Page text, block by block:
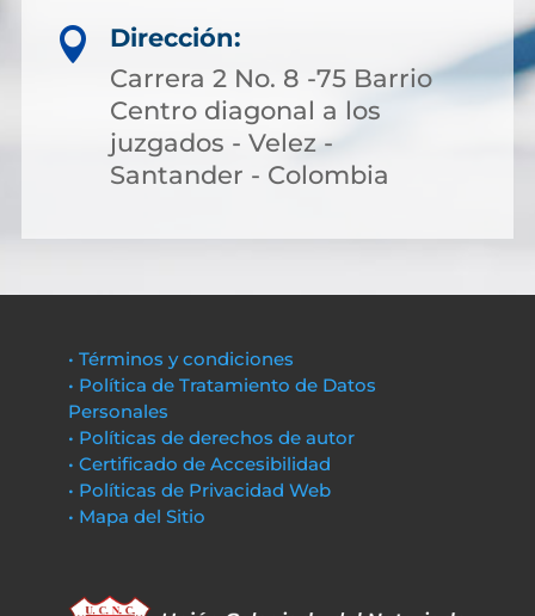

Dirección:
Carrera 2 No. 8 -75 Barrio
Centro diagonal a los
juzgados - Velez -
Santander - Colombia
• Términos y condiciones
• Política de Tratamiento de Datos
Personales
• Políticas de derechos de autor
• Certificado de Accesibilidad
• Políticas de Privacidad Web
• Mapa del Sitio